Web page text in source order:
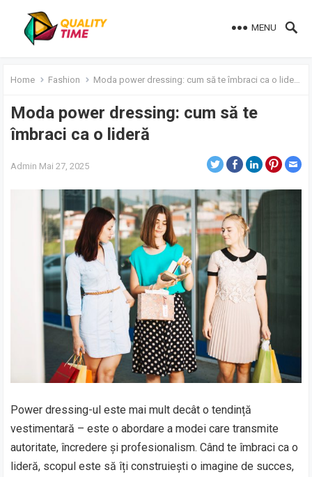
MENU
Home Fashion Moda power dressing: cum să te îmbraci ca o lideră
Moda power dressing: cum să te
îmbraci ca o lideră
Admin Mai 27, 2025
Power dressing-ul este mai mult decât o tendință
vestimentară – este o abordare a modei care transmite
autoritate, încredere și profesionalism. Când te îmbraci ca o
lideră, scopul este să îți construiești o imagine de succes,